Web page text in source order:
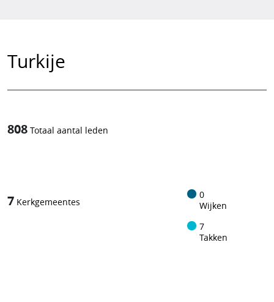
Turkije
808 Totaal aantal leden
7 Kerkgemeentes
0
Wijken
7
Takken